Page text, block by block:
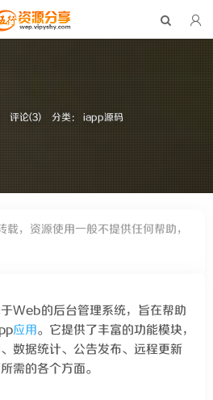
评论(3) 分类：iapp源码
载，资源使用一般不提供任何帮助，
Web的后台管理系统，旨在帮助
应用。它提供了丰富的功能模块，
数据统计、公告发布、远程更新
需的各个方面。